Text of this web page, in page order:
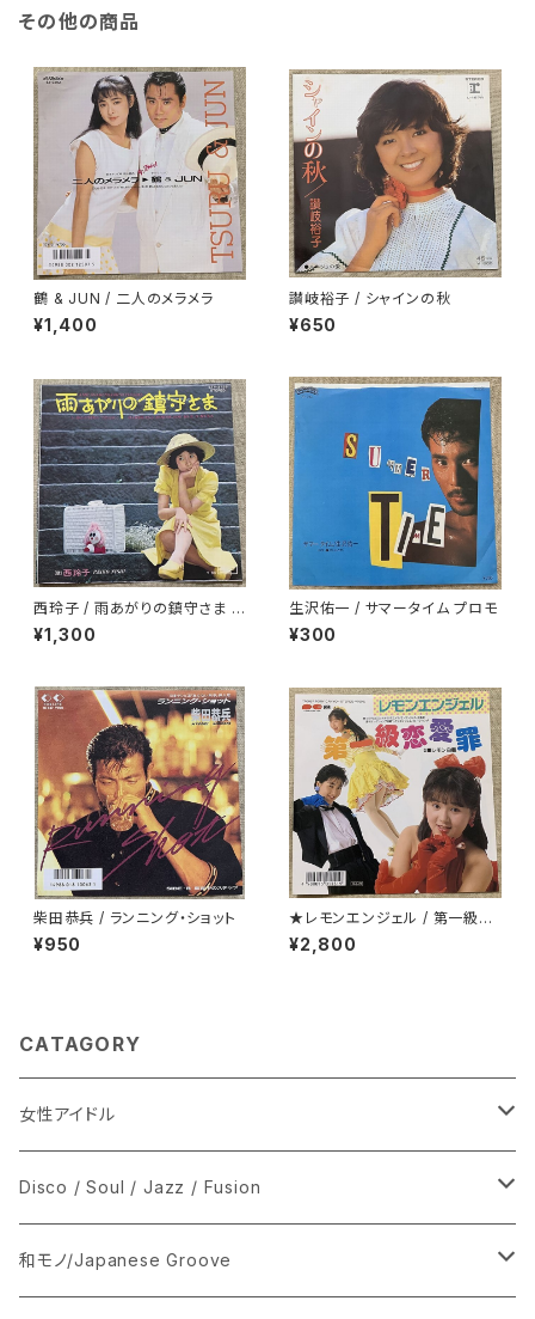
その他の商品
鶴 & JUN / 二人のメラメラ
¥1,400
讃岐裕子 / シャインの秋
¥650
西玲子 / 雨あがりの鎮守さま プ
ロモ
¥1,300
生沢佑一 / サマータイム プロモ
¥300
柴田恭兵 / ランニング・ショット
¥950
★レモンエンジェル / 第一級恋
愛罪
¥2,800
CATAGORY
女性アイドル
シングル盤
あ行
LP
Disco / Soul / Jazz / Fusion
シングル盤
和モノ/Japanese Groove